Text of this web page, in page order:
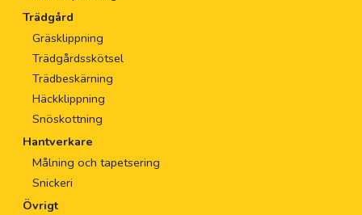
Trädgård
Gräsklippning
Trädgårdsskötsel
Trädbeskärning
Häckklippning
Snöskottning
Hantverkare
Målning och tapetsering
Snickeri
Övrigt